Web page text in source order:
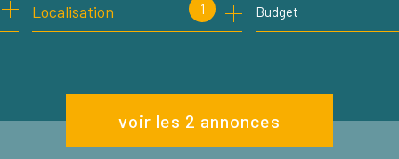
de l'immo pro
1
Localisation Budget
voir les 2 annonces